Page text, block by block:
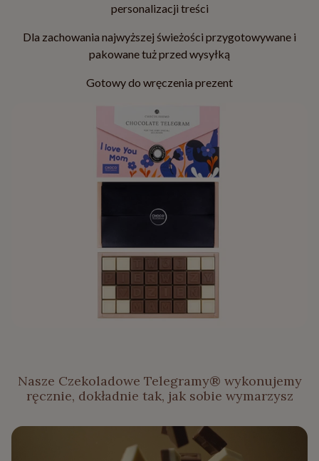
personalizacji treści
Dla zachowania najwyższej świeżości przygotowywane i
pakowane tuż przed wysyłką
Gotowy do wręczenia prezent
Nasze Czekoladowe Telegramy® wykonujemy
ręcznie, dokładnie tak, jak sobie wymarzysz